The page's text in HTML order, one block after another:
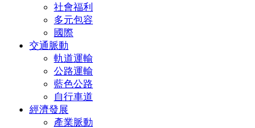
社會福利
多元包容
國際
交通脈動
軌道運輸
公路運輸
藍色公路
自行車道
經濟發展
產業脈動